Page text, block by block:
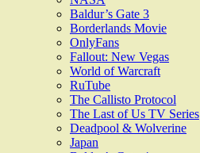
Baldur’s Gate 3
Borderlands Movie
OnlyFans
Fallout: New Vegas
World of Warcraft
RuTube
The Callisto Protocol
The Last of Us TV Series
Deadpool & Wolverine
Japan